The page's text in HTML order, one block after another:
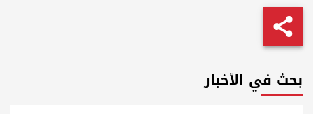
بحث في الأخبار